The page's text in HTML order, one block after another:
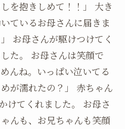
を抱きしめて！！」 大き
ているお母さんに届きま
お母さんが駆けつけてく
た。 お母さんは笑顔で
んね。いっぱい泣いてる
が濡れたの？」 赤ちゃん
けてくれました。 お母さ
んも、お兄ちゃんも笑顔